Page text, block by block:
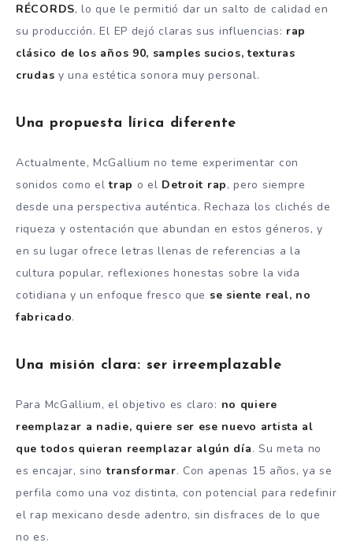
RÉCORDS, lo que le permitió dar un salto de calidad en
su producción. El EP dejó claras sus influencias: rap
clásico de los años 90, samples sucios, texturas
crudas y una estética sonora muy personal.
Una propuesta lírica diferente
Actualmente, McGallium no teme experimentar con
sonidos como eltrap o el Detroit rap, pero siempre
desde una perspectiva auténtica. Rechaza los clichés de
riqueza y ostentación que abundan en estos géneros, y
en su lugar ofrece letras llenas de referencias a la
cultura popular, reflexiones honestas sobre la vida
cotidiana y un enfoque fresco que se siente real, no
fabricado.
Una misión clara: ser irreemplazable
Para McGallium, el objetivo es claro: no quiere
reemplazar a nadie, quiere ser ese nuevo artista al
que todos quieran reemplazar algún día. Su meta no
es encajar, sinotransformar. Con apenas 15 años, ya se
perfila como una voz distinta, con potencial para redefinir
el rap mexicano desde adentro, sin disfraces de lo que
no es.